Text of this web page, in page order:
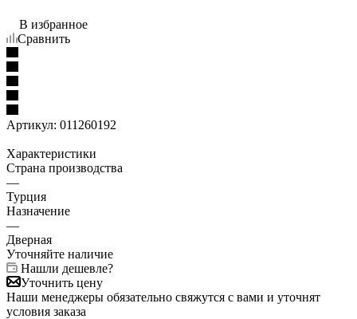
В избранное
Сравнить
Артикул: 011260192
Характеристики
Страна производства
—
Турция
Назначение
—
Дверная
Уточняйте наличие
Нашли дешевле?
Уточнить цену
Наши менеджеры обязательно свяжутся с вами и уточнят
условия заказа